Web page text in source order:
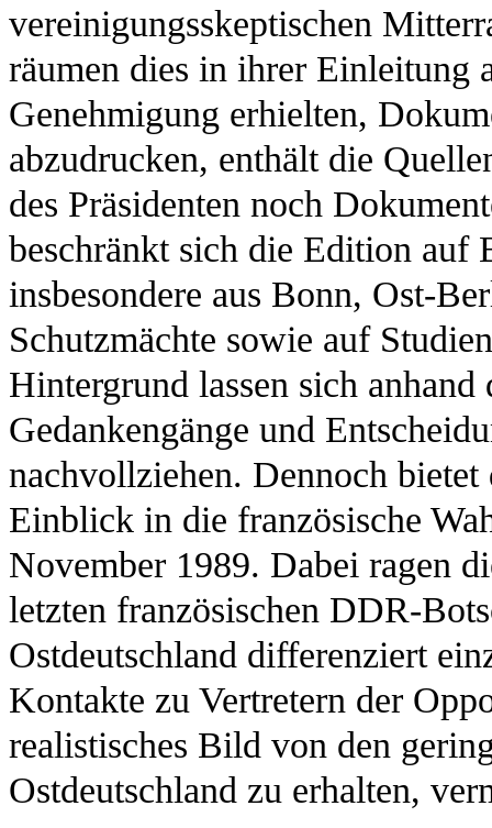
vereinigungsskeptischen
räumen dies in ihrer Einleitung
Genehmigung erhielten,
abzudrucken, enthält die
des Präsidenten noch
beschränkt sich die Edition auf
insbesondere aus Bonn, Ost-
Schutzmächte sowie auf
Hintergrund lassen sich
Gedankengänge und
nachvollziehen. Dennoch
Einblick in die französische
November 1989. Dabei ragen
letzten französischen DDR-
Ostdeutschland differenziert
Kontakte zu Vertretern der
realistisches Bild von den
Ostdeutschland zu erhalten,